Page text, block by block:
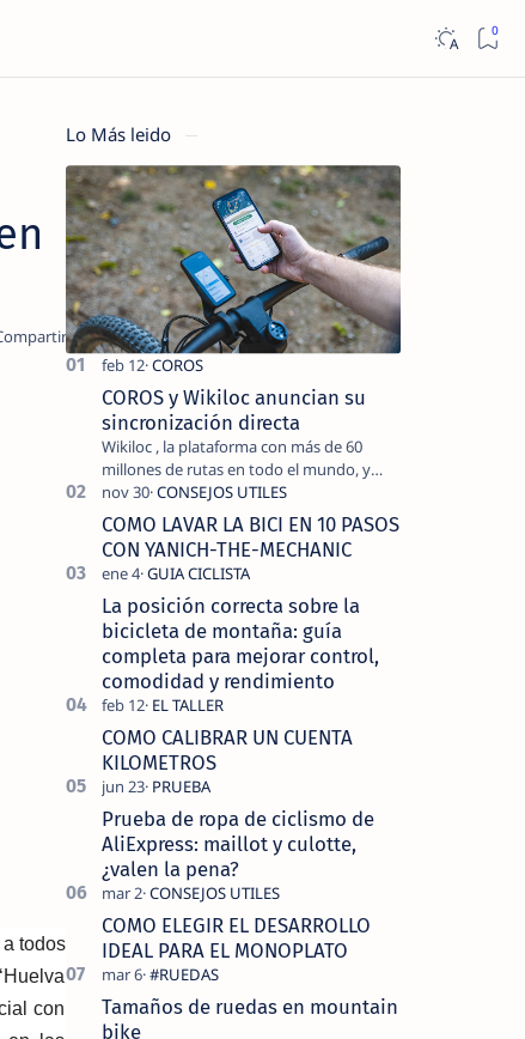
todos
con
Lo Más leido
COROS y Wikiloc anuncian su
sincronización directa
Wikiloc , la plataforma con más de 60
millones de rutas en todo el mundo, y
COROS , marca de dispositivos GPS
reconocida mundialmente por su
tecnolo…
COMO LAVAR LA BICI EN 10 PASOS
CON YANICH-THE-MECHANIC
La posición correcta sobre la
bicicleta de montaña: guía
completa para mejorar control,
comodidad y rendimiento
COMO CALIBRAR UN CUENTA
KILOMETROS
Prueba de ropa de ciclismo de
AliExpress: maillot y culotte,
¿valen la pena?
COMO ELEGIR EL DESARROLLO
IDEAL PARA EL MONOPLATO
Tamaños de ruedas en mountain
bike